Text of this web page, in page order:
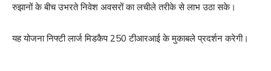
रुझानों के बीच उभरते निवेश अवसरों का लचीले तरीके से लाभ उठा सके।
यह योजना निफ्टी लार्ज मिडकैप 250 टीआरआई के मुकाबले प्रदर्शन करेगी।